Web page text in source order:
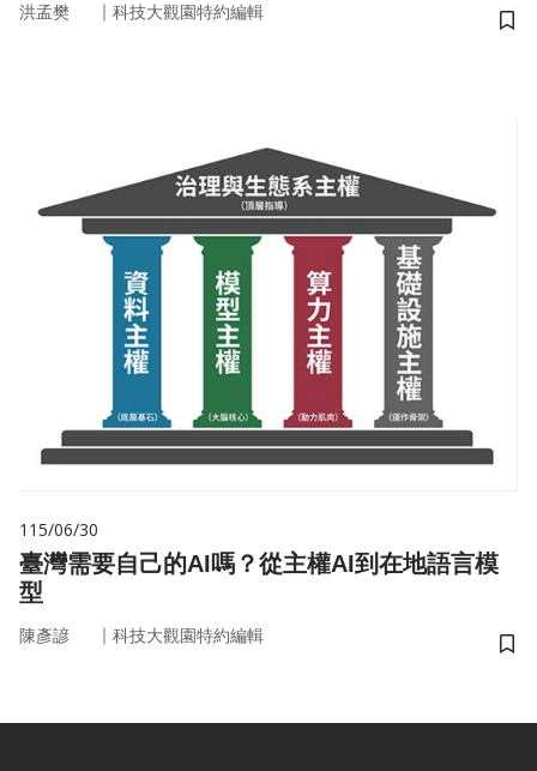
洪孟樊 ｜ 科技大觀園特約編輯
儲
115/06/30
臺灣需要自己的AI嗎？從主權AI到在地語言模
型
陳彥諺 ｜ 科技大觀園特約編輯
儲